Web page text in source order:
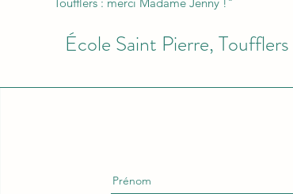
École Saint Pierre, Toufflers
Prénom